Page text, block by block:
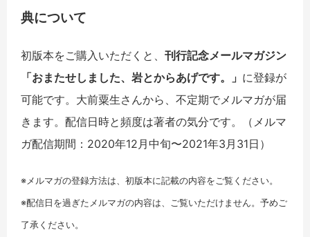
典について
初版本をご購入いただくと、 刊行記念メールマガジン
「おまたせしました、岩とからあげです。」 に登録が
可能です。大前粟生さんから、不定期でメルマガが届
きます。配信日時と頻度は著者の気分です。（メルマ
ガ配信期間：2020年12月中旬〜2021年3月31日）
※メルマガの登録方法は、初版本に記載の内容をご覧ください。
※配信日を過ぎたメルマガの内容は、ご覧いただけません。予めご
了承ください。